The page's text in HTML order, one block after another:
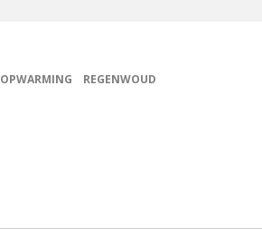
OPWARMING REGENWOUD